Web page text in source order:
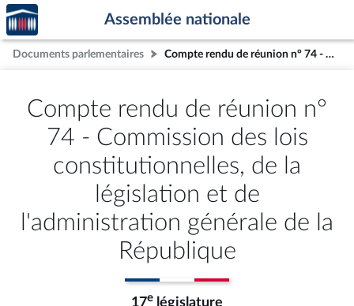
Aller au contenu
Aller en bas de la page
Accèder
à la
page
d'accueil
Assemblée nationale
Documents parlementaires Compte rendu de réunion n° 74 - Commission des lois constitutionnelles, de la législation et de l'administration générale de la République
Compte rendu de réunion n°
74 - Commission des lois
constitutionnelles, de la
législation et de
l'administration générale de la
République
17e législature